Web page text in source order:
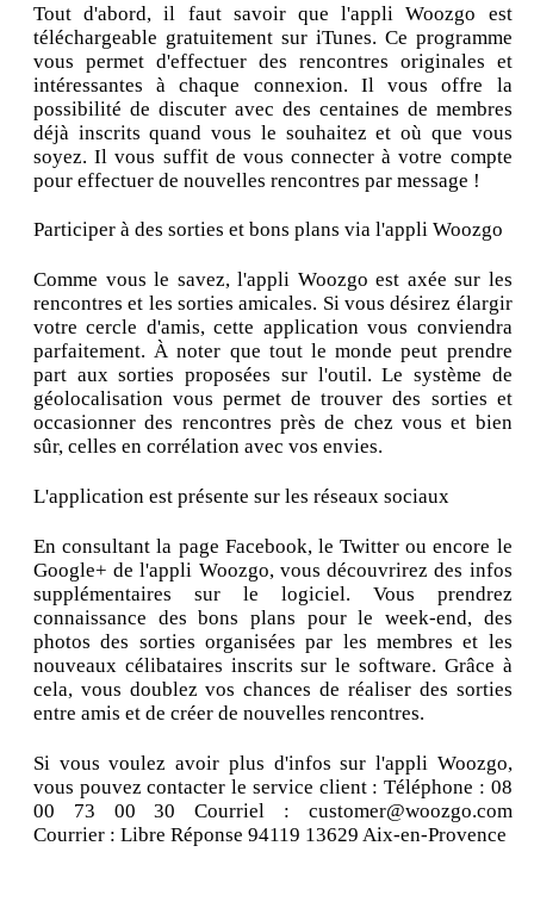
Tout d'abord, il faut savoir que l'appli Woozgo est
téléchargeable gratuitement sur iTunes. Ce programme
vous permet d'effectuer des rencontres originales et
intéressantes à chaque connexion. Il vous offre la
possibilité de discuter avec des centaines de membres
déjà inscrits quand vous le souhaitez et où que vous
soyez. Il vous suffit de vous connecter à votre compte
pour effectuer de nouvelles rencontres par message !
Participer à des sorties et bons plans via l'appli Woozgo
Comme vous le savez, l'appli Woozgo est axée sur les
rencontres et les sorties amicales. Si vous désirez élargir
votre cercle d'amis, cette application vous conviendra
parfaitement. À noter que tout le monde peut prendre
part aux sorties proposées sur l'outil. Le système de
géolocalisation vous permet de trouver des sorties et
occasionner des rencontres près de chez vous et bien
sûr, celles en corrélation avec vos envies.
L'application est présente sur les réseaux sociaux
En consultant la page Facebook, le Twitter ou encore le
Google+ de l'appli Woozgo, vous découvrirez des infos
supplémentaires sur le logiciel. Vous prendrez
connaissance des bons plans pour le week-end, des
photos des sorties organisées par les membres et les
nouveaux célibataires inscrits sur le software. Grâce à
cela, vous doublez vos chances de réaliser des sorties
entre amis et de créer de nouvelles rencontres.
Si vous voulez avoir plus d'infos sur l'appli Woozgo,
vous pouvez contacter le service client : Téléphone : 08
00 73 00 30 Courriel : customer@woozgo.com
Courrier : Libre Réponse 94119 13629 Aix-en-Provence